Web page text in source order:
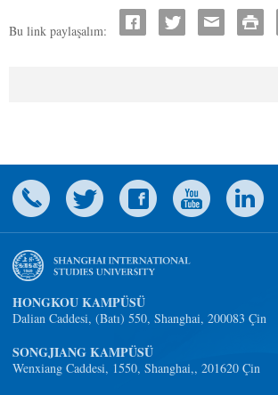
Bu link paylaşalım:
HONGKOU KAMPÜSÜ
Dalian Caddesi, (Batı) 550, Shanghai, 200083 Çin
SONGJIANG KAMPÜSÜ
Wenxiang Caddesi, 1550, Shanghai,, 201620 Çin